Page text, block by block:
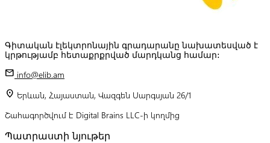
Գիտական էլեկտրոնային գրադարանը նախատեսված է
կրթությամբ հետաքրքրված մարդկանց համար:
mail info@elib.am
location_on Երևան, Հայաստան, Վազգեն Սարգսյան 26/1
Շահագործվում է Digital Brains LLC-ի կողմից
Պատրաստի նյութեր